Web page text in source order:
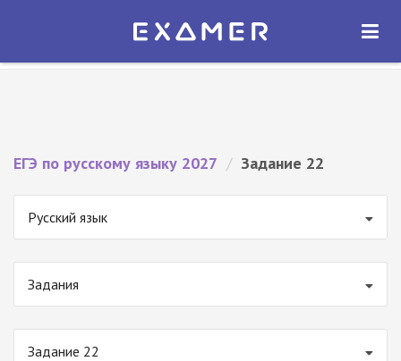
Экзамер — ЕГЭ 2027
ОТКРЫТЬ
ЕГЭ по русскому языку 2027 / Задание 22
Русский язык
Задания
Задание 22